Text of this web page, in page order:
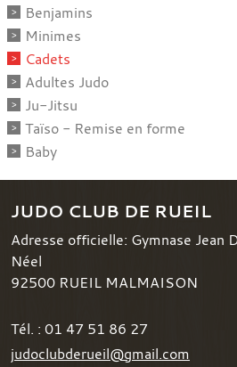
Benjamins
Minimes
Cadets
Adultes Judo
Ju-Jitsu
Taïso - Remise en forme
Baby
JUDO CLUB DE RUEIL
Adresse officielle: Gymnase Jean
Néel
92500 RUEIL MALMAISON
Tél. : 01 47 51 86 27
judoclubderueil@gmail.com